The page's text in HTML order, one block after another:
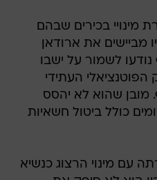
בכירים שבהם
את ארודאן
לשמור על ישבו
הפוטנציאלי העתידי
מובן שהוא לא יהסס
כולל ביטול חשאיות
עם מינוי הרצוג כנשיא